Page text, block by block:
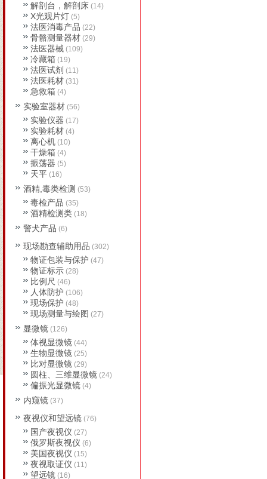
解剖台，解剖床 (14)
X光观片灯 (5)
法医消毒产品 (22)
骨骼测量器材 (29)
法医器械 (109)
冷藏箱 (19)
法医试剂 (11)
法医耗材 (31)
急救箱 (4)
实验室器材 (56)
实验仪器 (17)
实验耗材 (4)
离心机 (10)
干燥箱 (4)
振荡器 (5)
天平 (16)
酒精,毒类检测 (53)
毒检产品 (35)
酒精检测类 (18)
警犬产品 (6)
现场勘查辅助用品 (302)
物证包装与保护 (47)
物证标示 (28)
比例尺 (46)
人体防护 (106)
现场保护 (48)
现场测量与绘图 (27)
显微镜 (126)
体视显微镜 (44)
生物显微镜 (25)
比对显微镜 (29)
圆柱、三维显微镜 (24)
偏振光显微镜 (4)
内窥镜 (37)
夜视仪和望远镜 (76)
国产夜视仪 (27)
俄罗斯夜视仪 (6)
美国夜视仪 (15)
夜视取证仪 (11)
望远镜 (16)